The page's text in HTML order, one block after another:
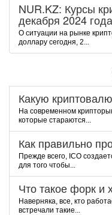
NUR.KZ: Курсы
декабря 2024 года
О ситуации на рынке
доллару сегодня, 2...
Какую
На современном
которые стараются...
Как правильно
Прежде всего, ICO
для того чтобы...
Что такое форк и
Наверняка, все, кто
встречали такие...